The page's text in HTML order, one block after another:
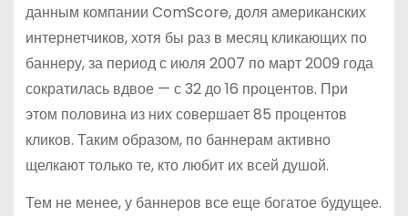
данным компании ComScore, доля американских
интернетчиков, хотя бы раз в месяц кликающих по
баннеру, за период с июля 2007 по март 2009 года
сократилась вдвое — с 32 до 16 процентов. При
этом половина из них совершает 85 процентов
кликов. Таким образом, по баннерам активно
щелкают только те, кто любит их всей душой.
Тем не менее, у баннеров все еще богатое будущее.